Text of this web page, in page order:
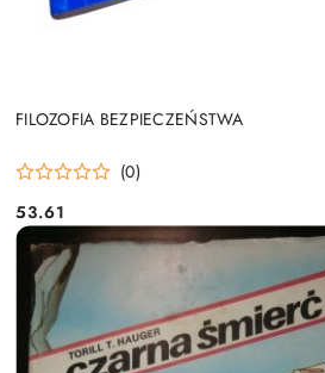
FILOZOFIA BEZPIECZEŃSTWA
(0)
Cena:
53.61
DO KOSZYKA